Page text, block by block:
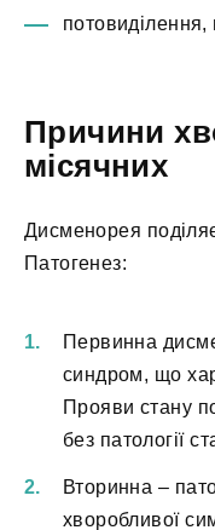
потовиділення,
Причини
місячних
Дисменорея
Патогенез:
Первинна
синдром, що
Прояви стану
без патології
Вторинна –
хворобливої